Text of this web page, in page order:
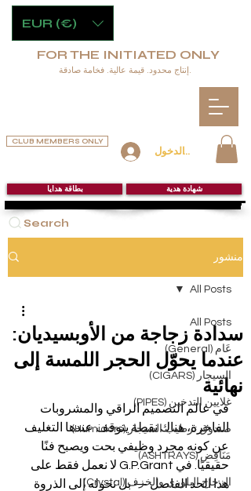
تسجيل الدخول
CLUB MEMBERS ONLY
Search
بطاقة هدايا شهادة هدية
FOR THE INITIATED ONLY
إنتاج محدود. قيمة عالية. فخامة صادقة.
EUR (€)
منشور
All Posts
عَام (General)
السيجار (CIGARS)
غلايين التدخين (PIPES)
صندوق ترطيب السيجار (Humidors)
مَنَافِض (ASHTRAYS)
الزجاج البلوري والخزف (Crystal)
All Posts
سدادة زجاجة من الأوبسيديان:
عندما يحوّل الحجر اللمسة إلى
نهائية
في عالم التصميم الراقي والمشروبات
الفاخرة، هناك نقطة يتوقف عندها التغليف
عن كونه مجرد وظيفي بحت ويصبح فنًا
حقيقيًا. في G.P.Grant لا نعمل فقط على
هذا الحد الفاصل — بل نحوله إلى الذروة